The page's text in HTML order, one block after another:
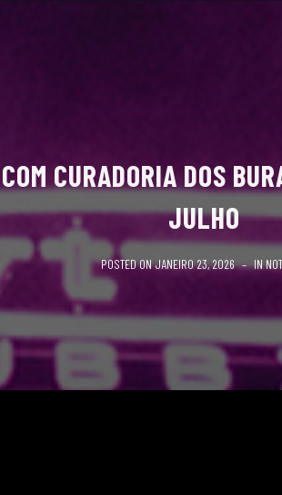
CURADORIA DOS
JULHO
POSTED ONJANEIRO 23, 2026 IN